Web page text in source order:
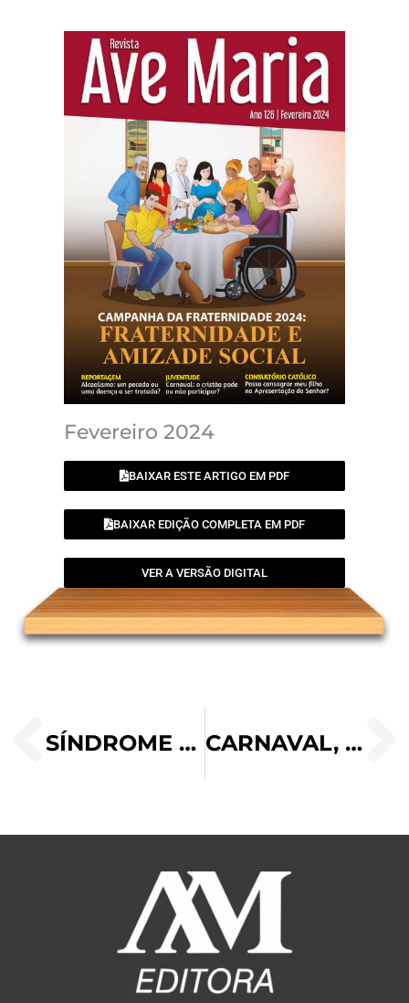
Fevereiro 2024
BAIXAR ESTE ARTIGO EM PDF
BAIXAR EDIÇÃO COMPLETA EM PDF
VER A VERSÃO DIGITAL
SÍNDROME DE ASPERGER: O QUE É? CARNAVAL, UMA EXPERIÊNCIA DE FÉ